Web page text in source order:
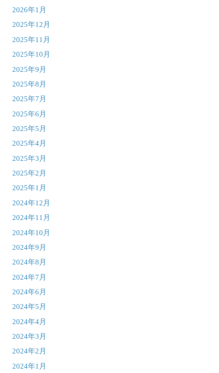
2026年1月
2025年12月
2025年11月
2025年10月
2025年9月
2025年8月
2025年7月
2025年6月
2025年5月
2025年4月
2025年3月
2025年2月
2025年1月
2024年12月
2024年11月
2024年10月
2024年9月
2024年8月
2024年7月
2024年6月
2024年5月
2024年4月
2024年3月
2024年2月
2024年1月